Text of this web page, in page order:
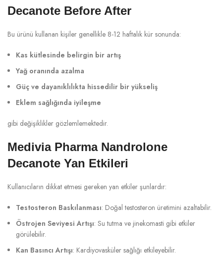
Decanote Before After
Bu ürünü kullanan kişiler genellikle 8-12 haftalık kür sonunda:
Kas kütlesinde belirgin bir artış
Yağ oranında azalma
Güç ve dayanıklılıkta hissedilir bir yükseliş
Eklem sağlığında iyileşme
gibi değişiklikler gözlemlemektedir.
Medivia Pharma Nandrolone
Decanote Yan Etkileri
Kullanıcıların dikkat etmesi gereken yan etkiler şunlardır:
Testosteron Baskılanması: Doğal testosteron üretimini azaltabilir.
Östrojen Seviyesi Artışı: Su tutma ve jinekomasti gibi etkiler
görülebilir.
Kan Basıncı Artışı: Kardiyovasküler sağlığı etkileyebilir.